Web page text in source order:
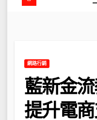
網路行銷
藍新金
提升電